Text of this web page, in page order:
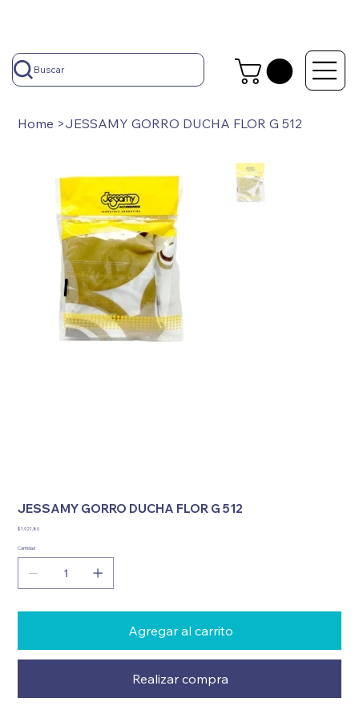
Buscar
Home >JESSAMY GORRO DUCHA FLOR G 512
JESSAMY GORRO DUCHA FLOR G 512
Precio
$ 1.921,80
Cantidad
Agregar al carrito
Realizar compra